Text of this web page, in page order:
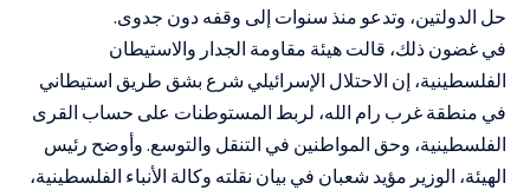
حل الدولتين، وتدعو منذ سنوات إلى وقفه دون جدوى.
في غضون ذلك، قالت هيئة مقاومة الجدار والاستيطان
الفلسطينية، إن الاحتلال الإسرائيلي شرع بشق طريق استيطاني
في منطقة غرب رام الله، لربط المستوطنات على حساب القرى
الفلسطينية، وحق المواطنين في التنقل والتوسع. وأوضح رئيس
الهيئة، الوزير مؤيد شعبان في بيان نقلته وكالة الأنباء الفلسطينية،